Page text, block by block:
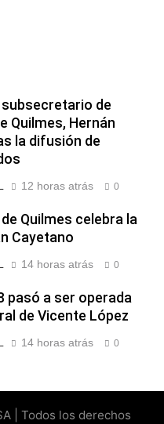
subsecretario de
Quilmes, Hernán
la difusión de
12 horas atrás 0
Quilmes celebra la
Cayetano
14 horas atrás 0
pasó a ser operada
de Vicente López
14 horas atrás 0
| Todos los derechos